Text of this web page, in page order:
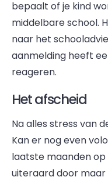
bepaalt of je kind
middelbare school.
naar het
aanmelding heeft
reageren.
Het afscheid
Na alles stress van
Kan er nog even
laatste maanden op
uiteraard door maar